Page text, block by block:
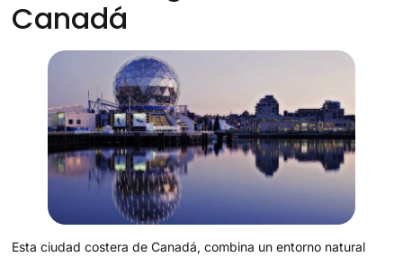
Canadá
Esta ciudad costera de Canadá, combina un entorno natural